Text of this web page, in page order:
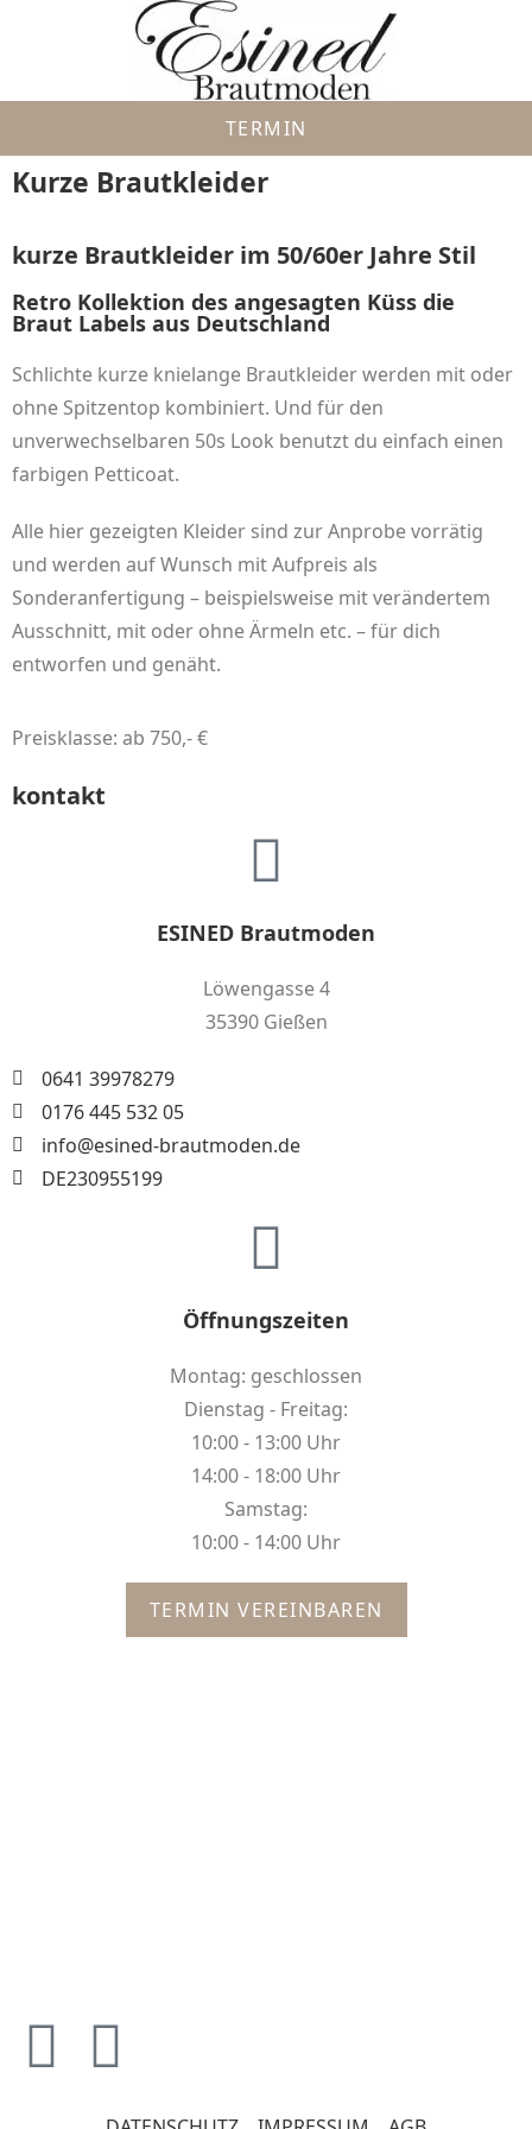
TERMIN
Kurze Brautkleider
kurze Brautkleider im 50/60er Jahre Stil
Retro Kollektion des angesagten Küss die
Braut Labels aus Deutschland
Schlichte kurze knielange Brautkleider werden mit oder
ohne Spitzentop kombiniert. Und für den
unverwechselbaren 50s Look benutzt du einfach einen
farbigen Petticoat.
Alle hier gezeigten Kleider sind zur Anprobe vorrätig
und werden auf Wunsch mit Aufpreis als
Sonderanfertigung – beispielsweise mit verändertem
Ausschnitt, mit oder ohne Ärmeln etc. – für dich
entworfen und genäht.
Preisklasse: ab 750,- €
kontakt
ESINED Brautmoden
Löwengasse 4
35390 Gießen
0641 39978279
0176 445 532 05
info@esined-brautmoden.de​
DE230955199
Öffnungszeiten
Montag: geschlossen
Dienstag - Freitag:
10:00 - 13:00 Uhr
14:00 - 18:00 Uhr
Samstag:
10:00 - 14:00 Uhr
TERMIN VEREINBAREN